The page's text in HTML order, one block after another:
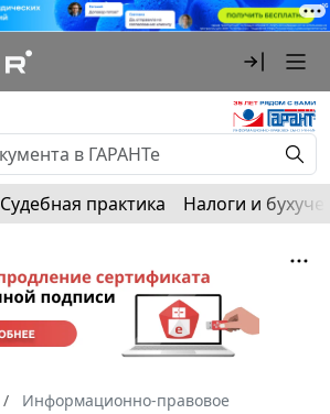
Судебная практика Налоги и
Информационно-правовое